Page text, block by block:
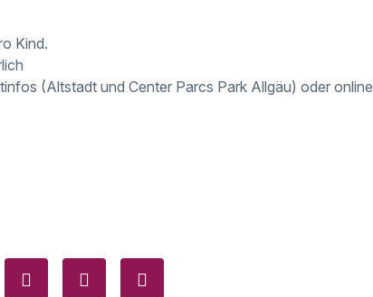
Kind.
(Altstadt und Center Parcs Park Allgäu) oder online